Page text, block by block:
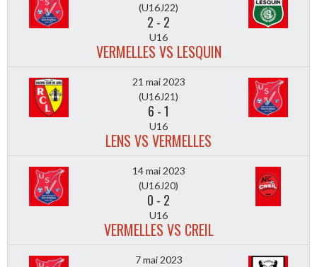
(U16J22)
2 - 2
U16
VERMELLES VS LESQUIN
21 mai 2023
(U16J21)
6 -1
U16
LENS VS VERMELLES
14 mai 2023
(U16J20)
0 - 2
U16
VERMELLES VS CREIL
7 mai 2023